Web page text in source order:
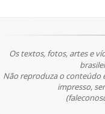
Os textos, fotos, artes e
Não reproduza o conteúdo
impresso,